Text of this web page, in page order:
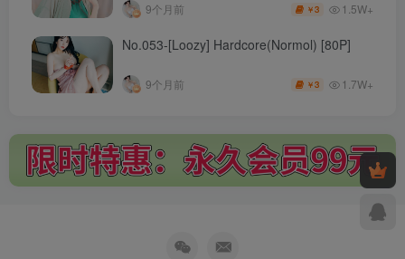
9个月前 ￥3 1.5W+
No.053-[Loozy] Hardcore(Normol) [80P]
9个月前 ￥3 1.7W+